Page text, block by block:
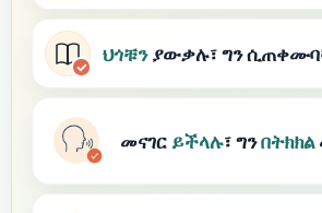
ህጎቹንያውቃሉ፣ ግን
መናገር ይችላሉ፣ ግንበትክክል